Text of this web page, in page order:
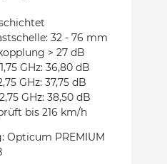
32 - 76 mm
> 27 dB
GHz: 36,80 dB
GHz: 37,75 dB
GHz: 38,50 dB
bis 216 km/h
Opticum PREMIUM